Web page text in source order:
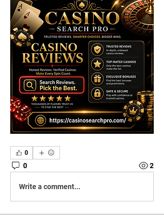
0
0 2
Write a comment...